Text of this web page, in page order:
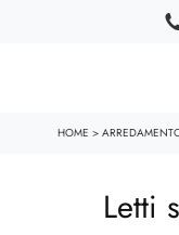
HOME >
Letti